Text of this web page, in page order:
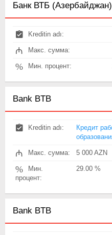
Банк ВТБ (Азербайджан)
Kreditin adı:
₼ Макс. сумма:
% Мин. процент:
Bank BTB
Kreditin adı:
Кредит
₼ Макс. сумма: 5 000 AZN
%
Мин.
процент:
29.00 %
Bank BTB